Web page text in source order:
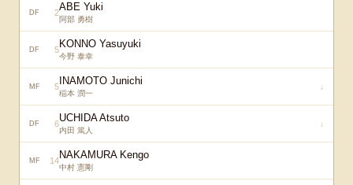
DF 2ABE Yuki
阿部 勇樹
DF 5KONNO Yasuyuki
今野 泰幸
MF 5 INAMOTO Junichi
稲本 潤一
↓
DF 6UCHIDA Atsuto
内田 篤人
↓
MF 14NAKAMURA Kengo
中村 憲剛